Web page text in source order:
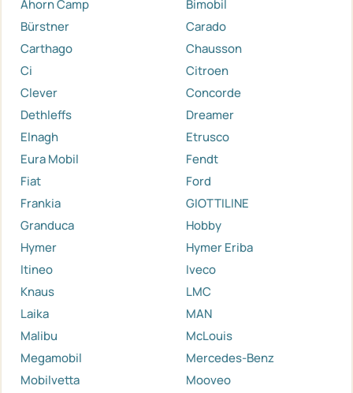
Ahorn Camp
Bimobil
Bürstner
Carado
Carthago
Chausson
Ci
Citroen
Clever
Concorde
Dethleffs
Dreamer
Elnagh
Etrusco
Eura Mobil
Fendt
Fiat
Ford
Frankia
GIOTTILINE
Granduca
Hobby
Hymer
Hymer Eriba
Itineo
Iveco
Knaus
LMC
Laika
MAN
Malibu
McLouis
Megamobil
Mercedes-Benz
Mobilvetta
Mooveo